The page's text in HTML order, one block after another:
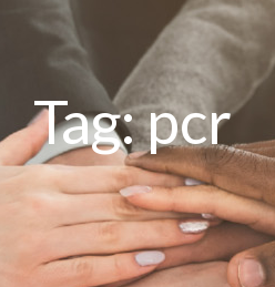
Tag: pcr